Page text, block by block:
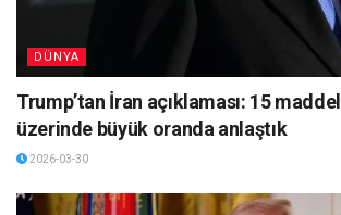
DÜNYA
Trump’tan İran açıklaması: 15
üzerinde büyük oranda anlaştık
2026-03-30